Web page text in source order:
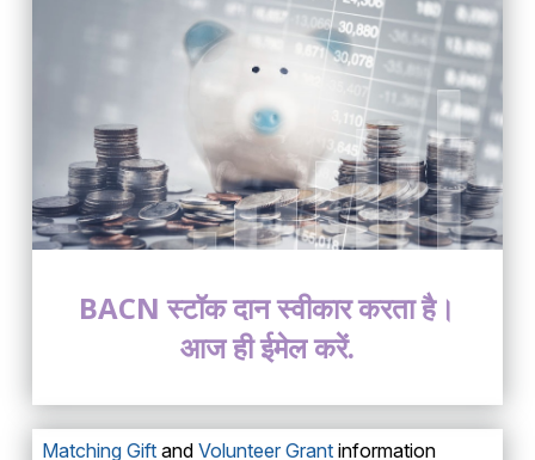
BACN स्टॉक दान स्वीकार करता है।
आज ही ईमेल करें.